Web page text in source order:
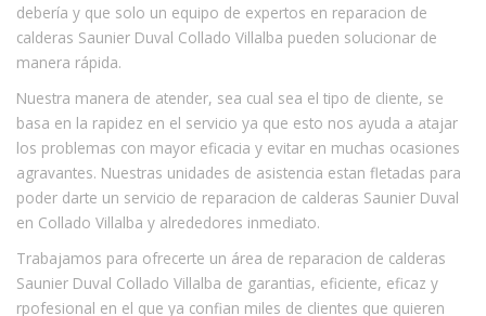
debería y que solo un equipo de expertos en reparacion de
calderas Saunier Duval Collado Villalba pueden solucionar de
manera rápida.
Nuestra manera de atender, sea cual sea el tipo de cliente, se
basa en la rapidez en el servicio ya que esto nos ayuda a atajar
los problemas con mayor eficacia y evitar en muchas ocasiones
agravantes. Nuestras unidades de asistencia estan fletadas para
poder darte un servicio de reparacion de calderas Saunier Duval
en Collado Villalba y alrededores inmediato.
Trabajamos para ofrecerte un área de reparacion de calderas
Saunier Duval Collado Villalba de garantias, eficiente, eficaz y
rpofesional en el que ya confian miles de clientes que quieren